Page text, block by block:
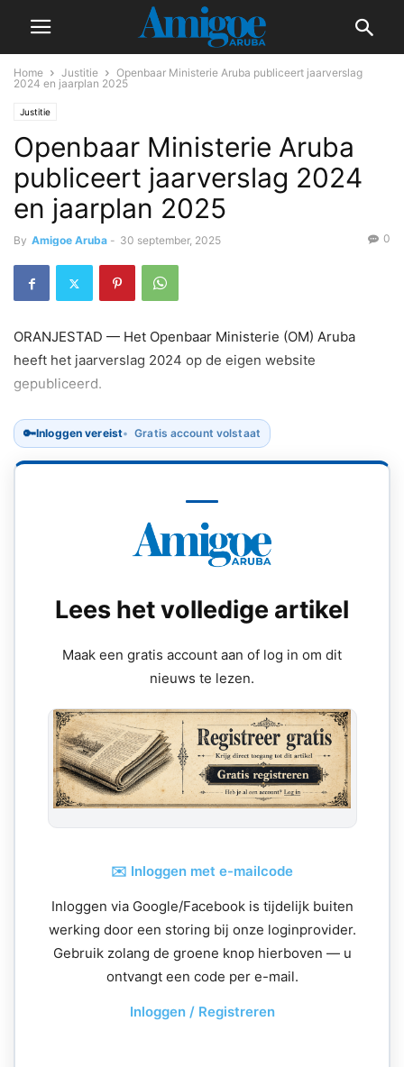
Home Justitie
Openbaar Ministerie Aruba publiceert jaarverslag
2024 en jaarplan 2025
Justitie
Openbaar Ministerie Aruba
publiceert jaarverslag 2024
en jaarplan 2025
By Amigoe Aruba - 30 september, 2025 0
ORANJESTAD — Het Openbaar Ministerie (OM) Aruba
heeft het jaarverslag 2024 op de eigen website
gepubliceerd.
🔑Inloggen vereist Gratis account volstaat
Lees het volledige artikel
Maak een gratis account aan of log in om dit
nieuws te lezen.
✉️ Inloggen met e-mailcode
Inloggen via Google/Facebook is tijdelijk buiten
werking door een storing bij onze loginprovider.
Gebruik zolang de groene knop hierboven — u
ontvangt een code per e-mail.
Inloggen / Registreren